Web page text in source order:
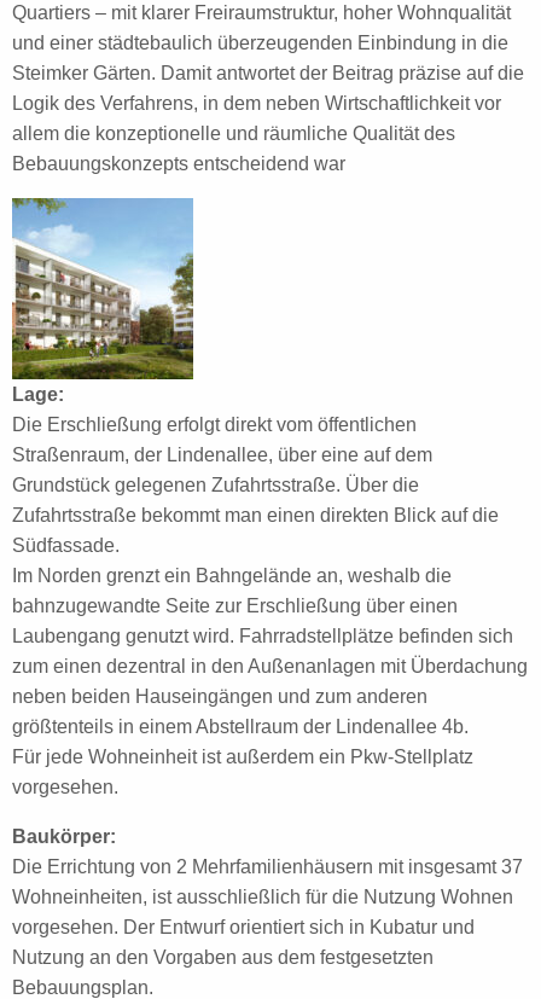
Quartiers – mit klarer Freiraumstruktur, hoher Wohnqualität
und einer städtebaulich überzeugenden Einbindung in die
Steimker Gärten. Damit antwortet der Beitrag präzise auf die
Logik des Verfahrens, in dem neben Wirtschaftlichkeit vor
allem die konzeptionelle und räumliche Qualität des
Bebauungskonzepts entscheidend war
Lage:
Die Erschließung erfolgt direkt vom öffentlichen
Straßenraum, der Lindenallee, über eine auf dem
Grundstück gelegenen Zufahrtsstraße. Über die
Zufahrtsstraße bekommt man einen direkten Blick auf die
Südfassade.
Im Norden grenzt ein Bahngelände an, weshalb die
bahnzugewandte Seite zur Erschließung über einen
Laubengang genutzt wird. Fahrradstellplätze befinden sich
zum einen dezentral in den Außenanlagen mit Überdachung
neben beiden Hauseingängen und zum anderen
größtenteils in einem Abstellraum der Lindenallee 4b.
Für jede Wohneinheit ist außerdem ein Pkw-Stellplatz
vorgesehen.
Baukörper:
Die Errichtung von 2 Mehrfamilienhäusern mit insgesamt 37
Wohneinheiten, ist ausschließlich für die Nutzung Wohnen
vorgesehen. Der Entwurf orientiert sich in Kubatur und
Nutzung an den Vorgaben aus dem festgesetzten
Bebauungsplan.